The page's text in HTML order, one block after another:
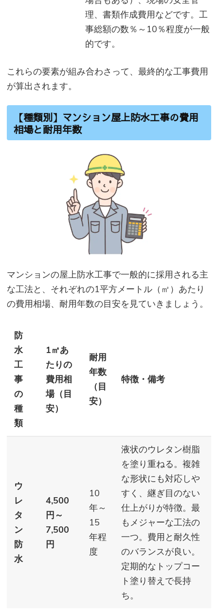
理、書類作成費用などです。工
事総額の数％～10％程度が一般
的です。
これらの要素が組み合わさって、最終的な工事費用
が算出されます。
【種類別】マンション屋上防水工事の費用
相場と耐用年数
マンションの屋上防水工事で一般的に採用される主
な工法と、それぞれの1平方メートル（㎡）あたり
の費用相場、耐用年数の目安を見ていきましょう。
防
水
工
事
の
種
類
1㎡あ
たりの
費用相
場（目
安）
耐用
年数
（目
安）
特徴・備考
ウ
レ
タ
ン
防
水
4,500
円～
7,500
円
10
年～
15
年程
度
液状のウレタン樹脂
を塗り重ねる。複雑
な形状にも対応しや
すく、継ぎ目のない
仕上がりが特徴。最
もメジャーな工法の
一つ。費用と耐久性
のバランスが良い。
定期的なトップコー
ト塗り替えで長持
ち。